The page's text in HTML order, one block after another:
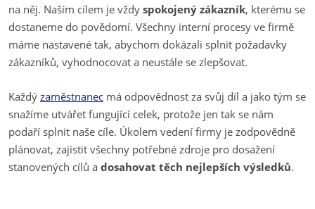
na něj. Naším cílem je vždy spokojený zákazník, kterému se
dostaneme do povědomí. Všechny interní procesy ve firmě
máme nastavené tak, abychom dokázali splnit požadavky
zákazníků, vyhodnocovat a neustále se zlepšovat.
Každý zaměstnanec má odpovědnost za svůj díl a jako tým se
snažíme utvářet fungující celek, protože jen tak se nám
podaří splnit naše cíle. Úkolem vedení firmy je zodpovědně
plánovat, zajistit všechny potřebné zdroje pro dosažení
stanovených cílů a dosahovat těch nejlepších výsledků.